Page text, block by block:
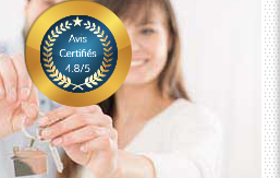
150 000 euros